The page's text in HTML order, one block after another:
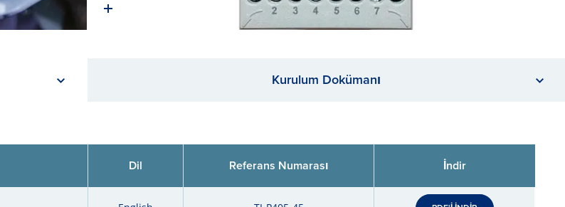
Kurulum Dokümanı
Dil Referans Numarası İndir